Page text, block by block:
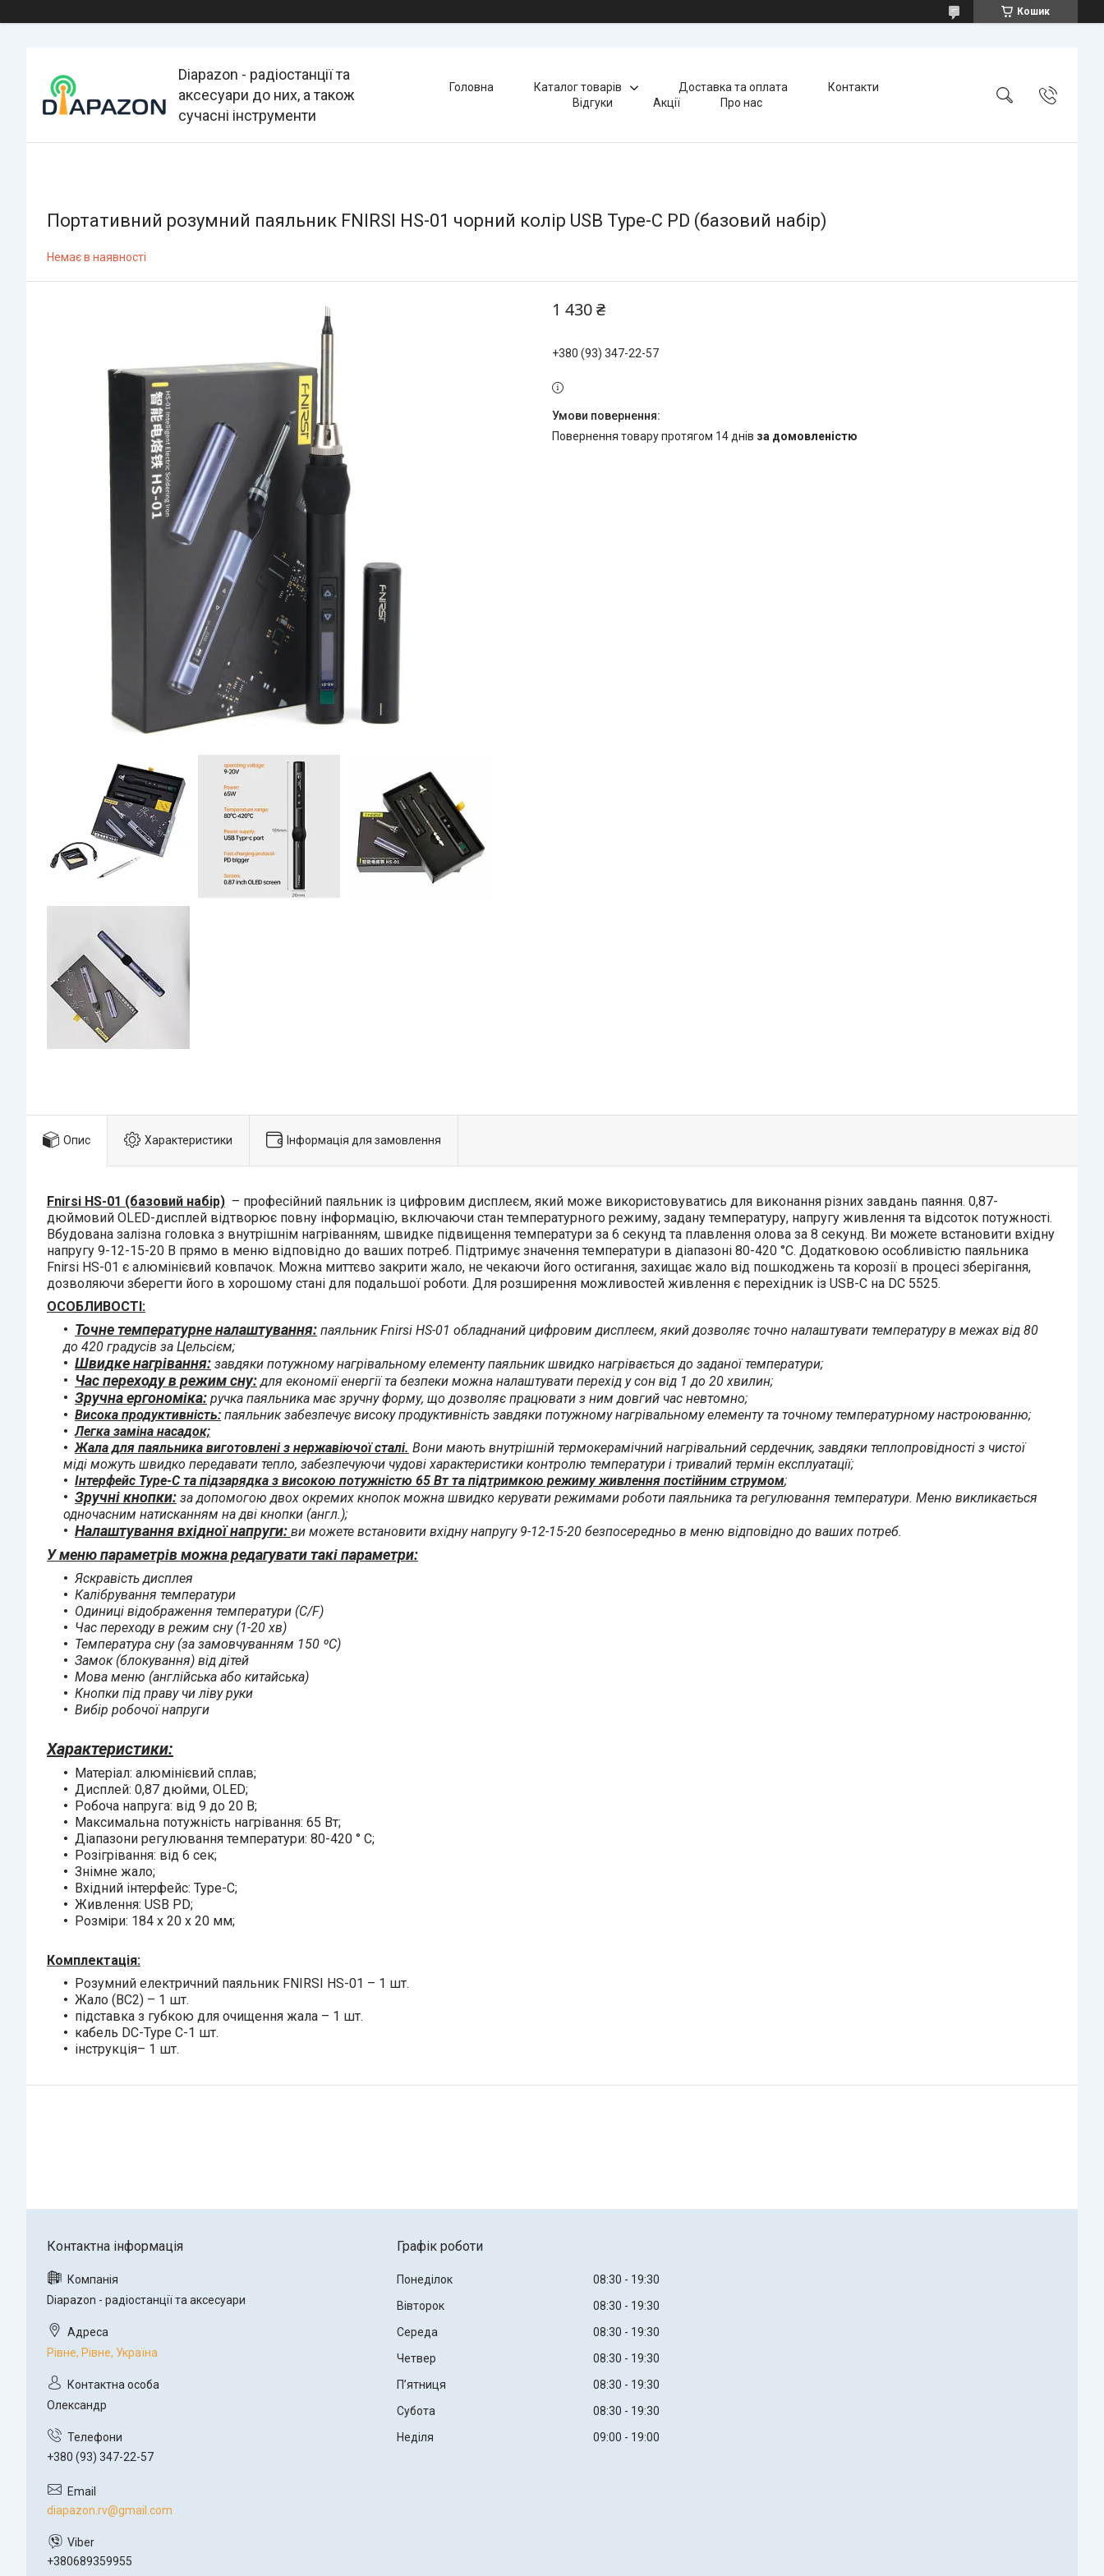
Кошик
Diapazon - радіостанції та
аксесуари до них, а також
сучасні інструменти
Головна Каталог товарів Доставка та оплата
Контакти
Відгуки
Акції Про нас
Портативний розумний паяльник FNIRSI HS-01 чорний колір USB Type-C PD (базовий набір)
Немає в наявності
1 430 ₴
+380 (93) 347-22-57
повернення товару протягом 14 днів за домовленістю
Опис Характеристики Інформація для замовлення
Fnirsi HS-01 (базовий набір) – професійний паяльник із цифровим дисплеєм, який може використовуватись для виконання різних завдань паяння. 0,87-
дюймовий OLED-дисплей відтворює повну інформацію, включаючи стан температурного режиму, задану температуру, напругу живлення та відсоток потужності.
Вбудована залізна головка з внутрішнім нагріванням, швидке підвищення температури за 6 секунд та плавлення олова за 8 секунд. Ви можете встановити вхідну
напругу 9-12-15-20 В прямо в меню відповідно до ваших потреб. Підтримує значення температури в діапазоні 80-420 °C. Додатковою особливістю паяльника
Fnirsi HS-01 є алюмінієвий ковпачок. Можна миттєво закрити жало, не чекаючи його остигання, захищає жало від пошкоджень та корозії в процесі зберігання,
дозволяючи зберегти його в хорошому стані для подальшої роботи. Для розширення можливостей живлення є перехідник із USB-C на DC 5525.
ОСОБЛИВОСТІ:
Точне температурне налаштування: паяльник Fnirsi HS-01 обладнаний цифровим дисплеєм, який дозволяє точно налаштувати температуру в межах від 80
до 420 градусів за Цельсієм;
Швидке нагрівання: завдяки потужному нагрівальному елементу паяльник швидко нагрівається до заданої температури;
Час переходу в режим сну: для економії енергії та безпеки можна налаштувати перехід у сон від 1 до 20 хвилин;
Зручна ергономіка: ручка паяльника має зручну форму, що дозволяє працювати з ним довгий час невтомно;
Висока продуктивність: паяльник забезпечує високу продуктивність завдяки потужному нагрівальному елементу та точному температурному настроюванню;
Легка заміна насадок;
Жала для паяльника виготовлені з нержавіючої сталі. Вони мають внутрішній термокерамічний нагрівальний сердечник, завдяки теплопровідності з чистої
міді можуть швидко передавати тепло, забезпечуючи чудові характеристики контролю температури і тривалий термін експлуатації;
Інтерфейс Type-C та підзарядка з високою потужністю 65 Вт та підтримкою режиму живлення постійним струмом;
Зручні кнопки: за допомогою двох окремих кнопок можна швидко керувати режимами роботи паяльника та регулювання температури. Меню викликається
одночасним натисканням на дві кнопки (англ.);
Налаштування вхідної напруги: ви можете встановити вхідну напругу 9-12-15-20 безпосередньо в меню відповідно до ваших потреб.
У меню параметрів можна редагувати такі параметри:
Яскравість дисплея
Калібрування температури
Одиниці відображення температури (C/F)
Час переходу в режим сну (1-20 хв)
Температура сну (за замовчуванням 150 ºС)
Замок (блокування) від дітей
Мова меню (англійська або китайська)
Кнопки під праву чи ліву руки
Вибір робочої напруги
Характеристики:
Матеріал: алюмінієвий сплав;
Дисплей: 0,87 дюйми, OLED;
Робоча напруга: від 9 до 20 В;
Максимальна потужність нагрівання: 65 Вт;
Діапазони регулювання температури: 80-420 ° C;
Розігрівання: від 6 сек;
Знімне жало;
Вхідний інтерфейс: Type-C;
Живлення: USB PD;
Розміри: 184 х 20 х 20 мм;
Комплектація:
Розумний електричний паяльник FNIRSI HS-01 – 1 шт.
Жало (BC2) – 1 шт.
підставка з губкою для очищення жала – 1 шт.
кабель DC-Type C-1 шт.
інструкція– 1 шт.
Diapazon - радіостанції та аксесуари
Рівне, Рівне, Україна
Олександр
+380 (93) 347-22-57
diapazon.rv@gmail.com
+380689359955
Графік роботи
Понеділок 08:30
19:30
Вівторок
08:30
19:30
Середа
08:30
19:30
Четвер
08:30
19:30
Пʼятниця
08:30
19:30
Субота
08:30
19:30
Неділя
09:00 19:00